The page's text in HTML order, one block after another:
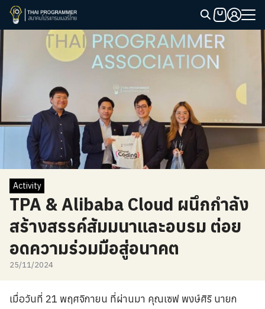
Skip
content
Activity
TPA & Alibaba Cloud ผนึกกำลัง
สร้างสรรค์สัมมนาและอบรม ต่อย
อดความร่วมมือสู่อนาคต
25/11/2024
เมื่อวันที่ 21 พฤศจิกายน ที่ผ่านมา คุณเซฟ พงษ์ศิริ นายก